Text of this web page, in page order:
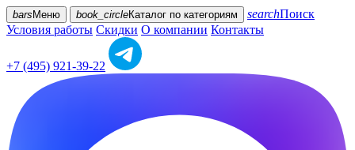
bars Меню book_circleКаталог по категориям searchПоиск
Условия работы Скидки О компании Контакты
+7 (495) 921-39-22